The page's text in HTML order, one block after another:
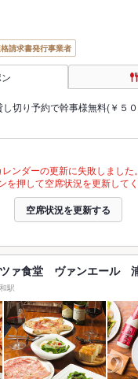
請求書発行事業者
し切り予約で幹事様無料(￥５
レンダーの更新に失敗しました。
を押して空席状況を更新してく
空席状況を更新する
ァ食堂 ヴァンエール
駅